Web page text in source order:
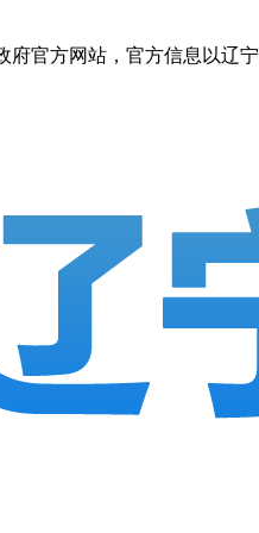
官方网站，官方信息以辽宁